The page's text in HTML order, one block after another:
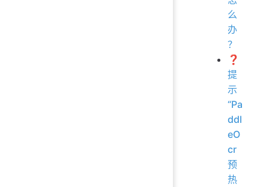
么
办
？
❓
提
示
“Pa
ddl
eO
cr
预
热